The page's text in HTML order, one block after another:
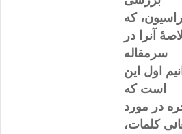
که
آنرا در
سرمقاله
اول این
است که
در مورد
کلمات،